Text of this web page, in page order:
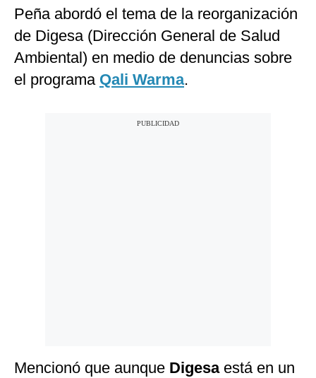
Peña abordó el tema de la reorganización
de Digesa (Dirección General de Salud
Ambiental) en medio de denuncias sobre
el programa Qali Warma.
Mencionó que aunque Digesa está en un